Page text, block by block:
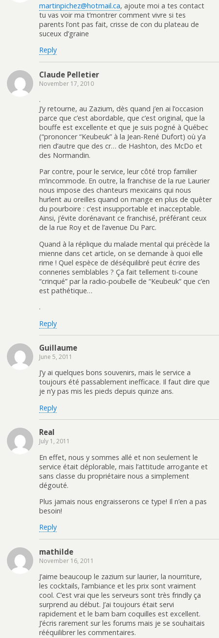
martinpichez@hotmail.ca, ajoute moi a tes contact
tu vas voir ma t’montrer comment vivre si tes
parents l’ont pas fait, crisse de con du plateau de
suceux d’graine
Reply
Claude Pelletier
November 17, 2010
.
J’y retourne, au Zazium, dès quand j’en ai l’occasion
parce que c’est abordable, que c’est original, que la
bouffe est excellente et que je suis pogné à Québec
(“prononcer “Keubeuk” à la Jean-René Dufort) où y’a
rien d’autre que des cr… de Hashton, des McDo et
des Normandin.
Par contre, pour le service, leur côté trop familier
m’incommode. En outre, la franchise de la rue Laurier
nous impose des chanteurs mexicains qui nous
hurlent au oreilles quand on mange en plus de quêter
du pourboire : c’est insupportable et inacceptable.
Ainsi, j’évite dorénavant ce franchisé, préférant ceux
de la rue Roy et de l’avenue Du Parc.
Quand à la réplique du malade mental qui précède la
mienne dans cet article, on se demande à quoi elle
rime ! Quel espèce de déséquilibré peut écrire des
conneries semblables ? Ça fait tellement ti-coune
“crinqué” par la radio-poubelle de “Keubeuk” que c’en
est pathétique…
.
Reply
Guillaume
June 5, 2011
J’y ai quelques bons souvenirs, mais le service a
toujours été passablement inefficace. Il faut dire que
je n’y pas mis les pieds depuis quinze ans.
Reply
Real
July 1, 2011
En effet, nous y sommes allé et non seulement le
service était déplorable, mais l’attitude arrogante et
sans classe du propriétaire nous a simplement
dégouté.
Plus jamais nous engraisserons ce type! Il n’en a pas
besoin!
Reply
mathilde
November 16, 2011
J’aime beaucoup le zazium sur laurier, la nourriture,
les cocktails, l’ambiance et les prix sont vraiment
cool. C’est vrai que les serveurs sont très frindly ça
surprend au début. J’ai toujours était servi
rapidement et le bam bam coquilles est excellent.
J’écris rarement sur les forums mais je se souhaitais
rééquilibrer les commentaires.